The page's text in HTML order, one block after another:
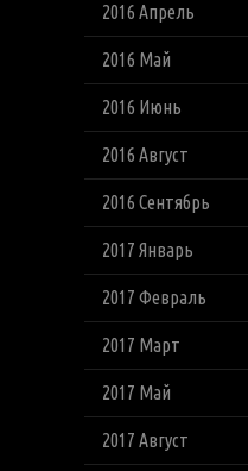
2016 Апрель
2016 Май
2016 Июнь
2016 Август
2016 Сентябрь
2017 Январь
2017 Февраль
2017 Март
2017 Май
2017 Август